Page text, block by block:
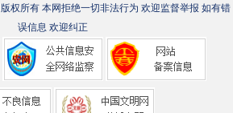
版权所有 本网拒绝一切非法行为 欢迎监督举报 如有错
误信息 欢迎纠正